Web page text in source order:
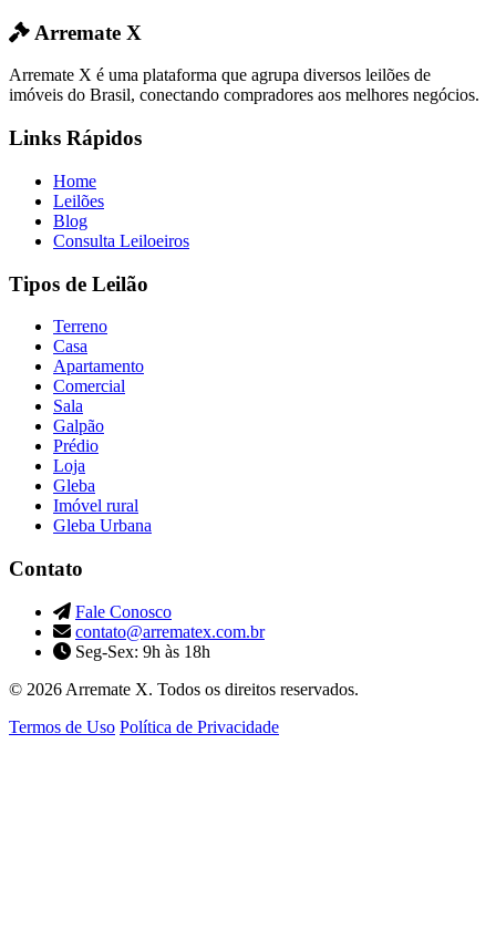
Arremate X
Arremate X é uma plataforma que agrupa diversos leilões de
imóveis do Brasil, conectando compradores aos melhores negócios.
Links Rápidos
Home
Leilões
Blog
Consulta Leiloeiros
Tipos de Leilão
Terreno
Casa
Apartamento
Comercial
Sala
Galpão
Prédio
Loja
Gleba
Imóvel rural
Gleba Urbana
Contato
Fale Conosco
contato@arrematex.com.br
Seg-Sex: 9h às 18h
© 2026 Arremate X. Todos os direitos reservados.
Termos de Uso Política de Privacidade